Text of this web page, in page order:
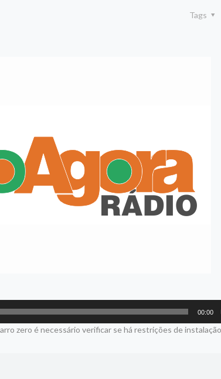
Tags
00:00
zero é necessário verificar se há restrições de